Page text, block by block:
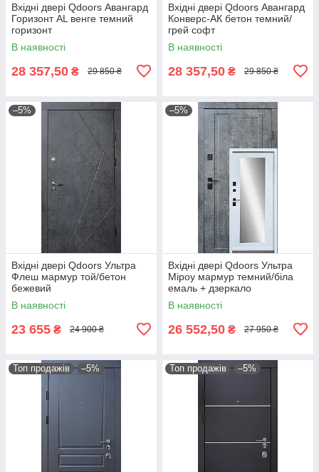
Вхідні двері Qdoors Авангард
Горизонт AL венге темний
горизонт
В наявності
28 357,50 ₴ 29 850 ₴
Вхідні двері Qdoors Авангард
Конверс-АК бетон темний/
грей софт
В наявності
28 357,50 ₴ 29 850 ₴
–5%
Вхідні двері Qdoors Ультра
Флеш мармур той/бетон
бежевий
В наявності
23 655 ₴ 24 900 ₴
–5%
Вхідні двері Qdoors Ультра
Міроу мармур темний/біла
емаль + дзеркало
В наявності
26 552,50 ₴ 27 950 ₴
Топ продажів –5% Топ продажів –5%